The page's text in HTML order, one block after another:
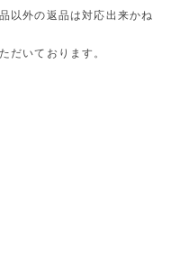
以外の返品は対応出来かね
だいております。